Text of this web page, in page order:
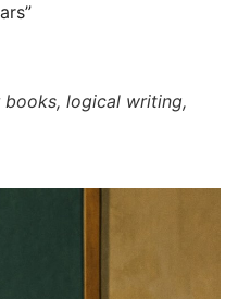
logical writing,